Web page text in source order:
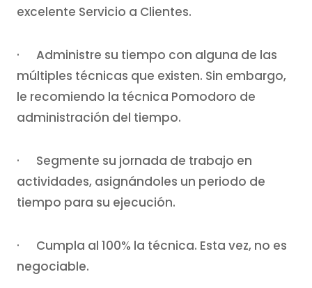
excelente Servicio a Clientes.
· Administre su tiempo con alguna de las
múltiples técnicas que existen. Sin embargo,
le recomiendo la técnica Pomodoro de
administración del tiempo.
· Segmente su jornada de trabajo en
actividades, asignándoles un periodo de
tiempo para su ejecución.
· Cumpla al 100% la técnica. Esta vez, no es
negociable.